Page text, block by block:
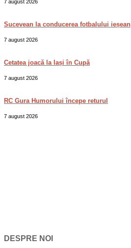
7 august 2026
Sucevean la conducerea fotbalului ieșean
7 august 2026
Cetatea joacă la Iași în Cupă
7 august 2026
RC Gura Humorului începe returul
7 august 2026
DESPRE NOI